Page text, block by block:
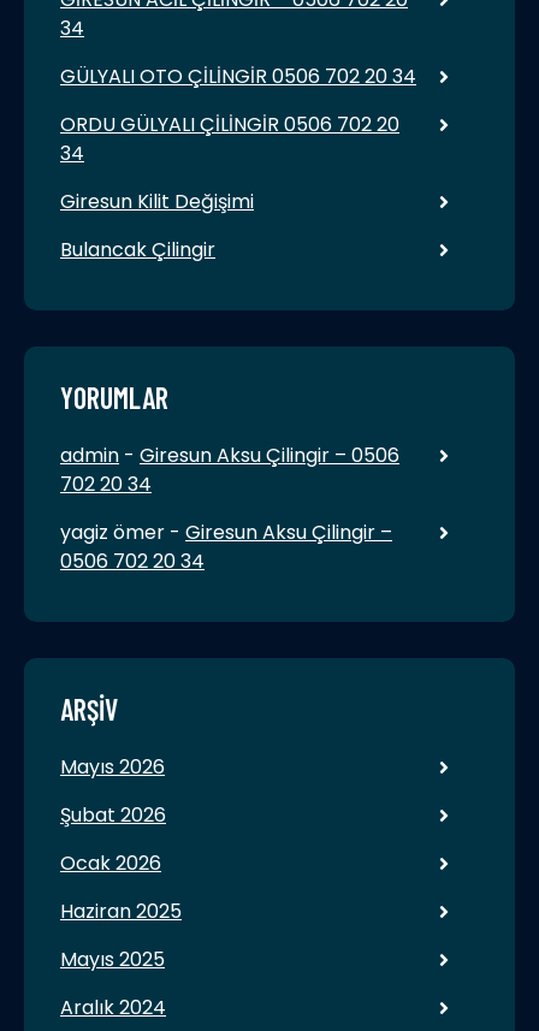
34
GÜLYALI OTO ÇİLİNGİR 0506 702 20 34
ORDU GÜLYALI ÇİLİNGİR 0506 702 20
34
Giresun Kilit Değişimi
Bulancak Çilingir
YORUMLAR
admin - Giresun Aksu Çilingir – 0506
702 20 34
yagiz ömer - Giresun Aksu Çilingir –
0506 702 20 34
ARŞIV
Mayıs 2026
Şubat 2026
Ocak 2026
Haziran 2025
Mayıs 2025
Aralık 2024